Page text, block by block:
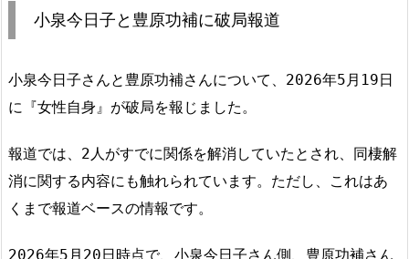
小泉今日子と豊原功補に破局報道
小泉今日子さんと豊原功補さんについて、2026年5月19日
に『女性自身』が破局を報じました。
報道では、2人がすでに関係を解消していたとされ、同棲解
消に関する内容にも触れられています。ただし、これはあ
くまで報道ベースの情報です。
2026年5月20日時点で、小泉今日子さん側、豊原功補さん